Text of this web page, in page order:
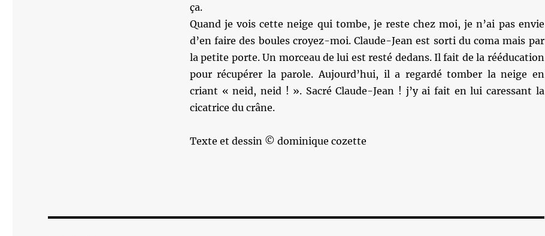
ça.
Quand je vois cette neige qui tombe, je reste chez moi, je n’ai pas envie
d’en faire des boules croyez-moi. Claude-Jean est sorti du coma mais par
la petite porte. Un morceau de lui est resté dedans. Il fait de la rééducation
pour récupérer la parole. Aujourd’hui, il a regardé tomber la neige en
criant « neid, neid ! ». Sacré Claude-Jean ! j’y ai fait en lui caressant la
cicatrice du crâne.
Texte et dessin © dominique cozette